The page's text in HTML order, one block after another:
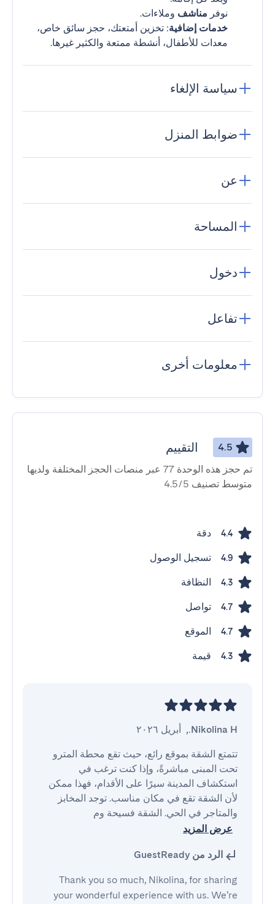
نوفر مناشف وملاءات.
خدمات إضافية: تخزين أمتعتك، حجز سائق خاص،
معدات للأطفال، أنشطة ممتعة والكثير غيرها.
سياسة الإلغاء
ضوابط المنزل
عن
المساحة
دخول
تفاعل
معلومات أخرى
4.5 التقييم
تم حجز هذه الوحدة 77 عبر منصات الحجز المختلفة ولديها
متوسط ​​تصنيف 4.5/5
4.4 دقة
4.9 تسجيل الوصول
4.3 النظافة
4.7 تواصل
4.7 الموقع
4.3 قيمة
Nikolina H.
, أبريل ٢٠٢٦
والمتاجر في الحي. الشقة فسيحة وم
عرض المزيد
الرد من GuestReady
Thank you so much, Nikolina, for sharing
your wonderful experience with us. We’re